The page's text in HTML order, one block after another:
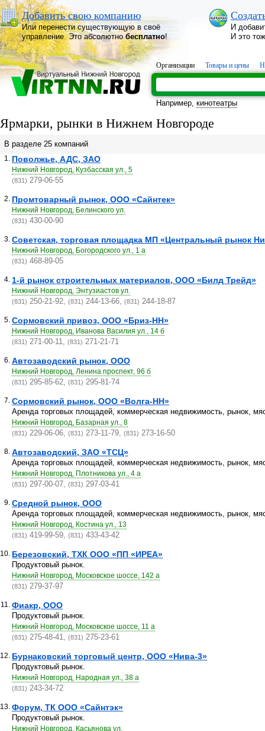
Добавить свою компанию
Или перенести существующую в своё
управление. Это абсолютнобесплатно!
И
И это
Организации Товары и цены
Например, кинотеатры
Ярмарки, рынки в Нижнем Новгороде
В разделе 25 компаний
1. Поволжье, АДС, ЗАО
Нижний Новгород, Кузбасская ул., 5
(831) 279-06-55
2. Промтоварный рынок, ООО «Сайнтек»
Нижний Новгород, Белинского ул.
(831) 430-00-90
3. Советская, торговая площадка МП «Центральный рынок
Нижний Новгород, Богородского ул., 1 а
(831) 468-89-05
4. 1-й рынок строительных материалов, ООО «Билд Трейд»
Нижний Новгород, Энтузиастов ул.
(831) 250-21-92, (831) 244-13-66, (831) 244-18-87
5. Сормовский привоз, ООО «Бриз-НН»
Нижний Новгород, Иванова Василия ул., 14 б
(831) 271-00-11, (831) 271-21-71
6. Автозаводский рынок, ООО
Нижний Новгород, Ленина проспект, 96 б
(831) 295-85-62, (831) 295-81-74
7. Сормовский рынок, ООО «Волга-НН»
Аренда торговых площадей, коммерческая недвижимость, рынок,
Нижний Новгород, Базарная ул., 8
(831) 229-06-06, (831) 273-11-79, (831) 273-16-50
8. Автозаводский, ЗАО «ТСЦ»
Аренда торговых площадей, коммерческая недвижимость, рынок,
Нижний Новгород, Плотникова ул., 4 а
(831) 297-00-07, (831) 297-03-41
9. Средной рынок, ООО
Аренда торговых площадей, коммерческая недвижимость, рынок,
Нижний Новгород, Костина ул., 13
(831) 419-99-59, (831) 433-43-42
10. Березовский, ТХК ООО «ПП «ИРЕА»
Продуктовый рынок.
Нижний Новгород, Московское шоссе, 142 а
(831) 279-37-97
11. Фиакр, ООО
Продуктовый рынок.
Нижний Новгород, Московское шоссе, 11 а
(831) 275-48-41, (831) 275-23-61
12. Бурнаковский торговый центр, ООО «Нива-3»
Продуктовый рынок.
Нижний Новгород, Народная ул., 38 а
(831) 243-34-72
13. Форум, ТК ООО «Сайнтэк»
Продуктовый рынок.
Нижний Новгород, Касьянова ул.